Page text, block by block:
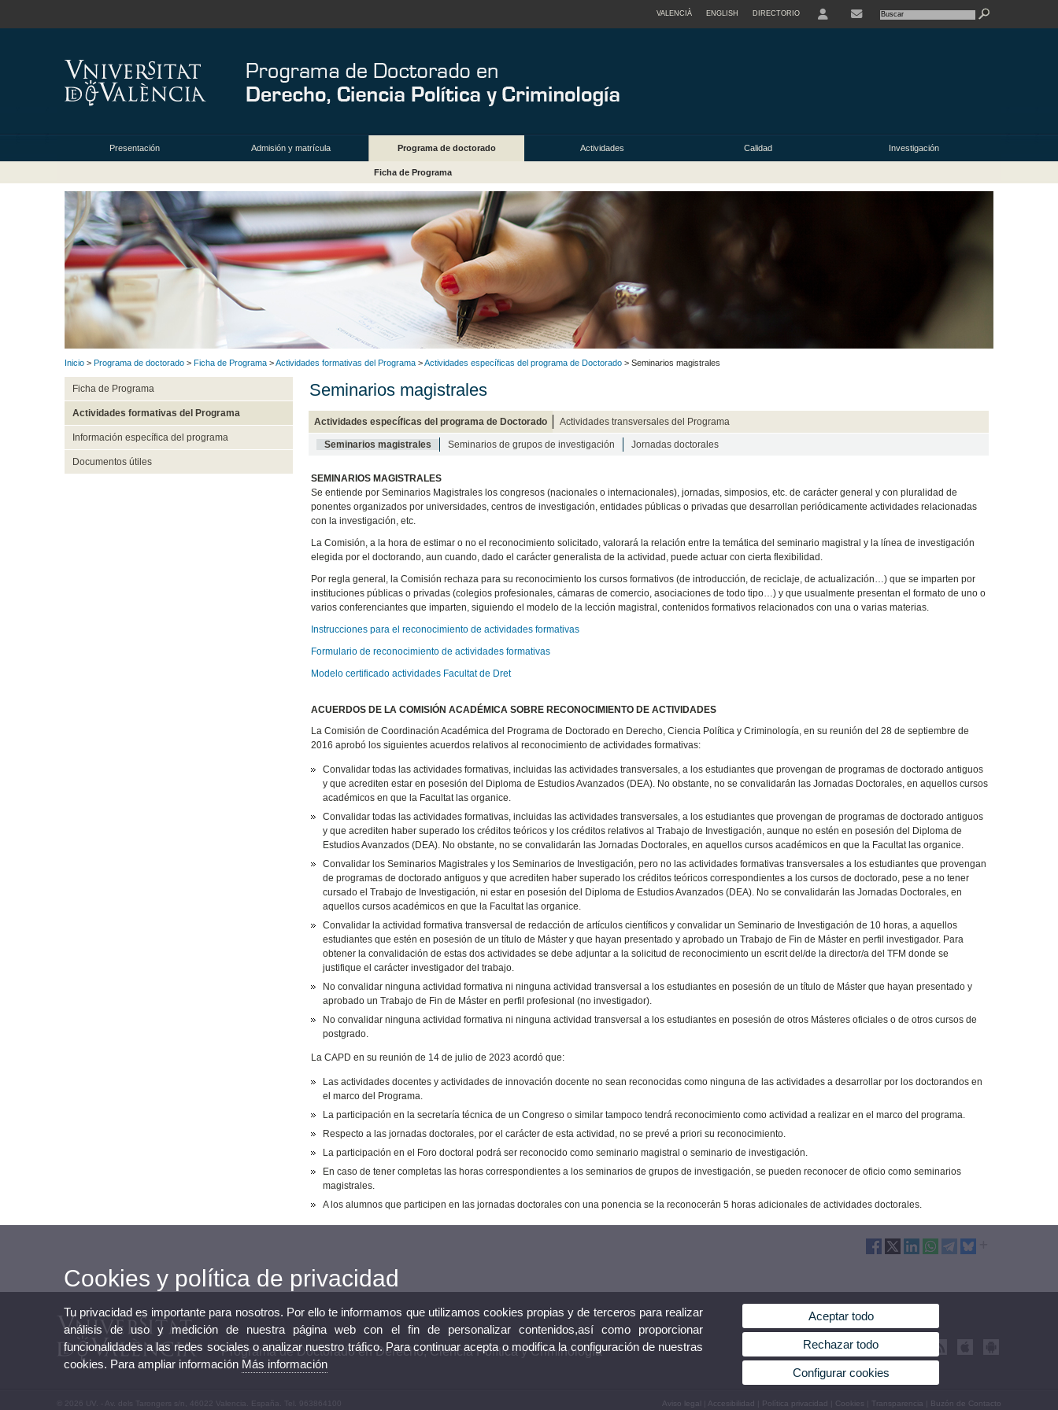
VALENCIÀ ENGLISH DIRECTORIO
Presentación Admisión y matrícula Programa de doctorado Actividades Calidad Investigación
Ficha de Programa
Inicio > Programa de doctorado > Ficha de Programa >Actividades formativas del Programa >Actividades específicas del programa de Doctorado > Seminarios magistrales
Ficha de Programa
Actividades formativas del Programa
Información específica del programa
Documentos útiles
Seminarios magistrales
Actividades específicas del programa de Doctorado Actividades transversales del Programa
Seminarios magistrales Seminarios de grupos de investigación Jornadas doctorales
SEMINARIOS MAGISTRALES
Se entiende por Seminarios Magistrales los congresos (nacionales o internacionales), jornadas, simposios, etc. de carácter general y con pluralidad de
ponentes organizados por universidades, centros de investigación, entidades públicas o privadas que desarrollan periódicamente actividades relacionadas
con la investigación, etc.
La Comisión, a la hora de estimar o no el reconocimiento solicitado, valorará la relación entre la temática del seminario magistral y la línea de investigación
elegida por el doctorando, aun cuando, dado el carácter generalista de la actividad, puede actuar con cierta flexibilidad.
Por regla general, la Comisión rechaza para su reconocimiento los cursos formativos (de introducción, de reciclaje, de actualización…) que se imparten por
instituciones públicas o privadas (colegios profesionales, cámaras de comercio, asociaciones de todo tipo…) y que usualmente presentan el formato de uno o
varios conferenciantes que imparten, siguiendo el modelo de la lección magistral, contenidos formativos relacionados con una o varias materias.
Instrucciones para el reconocimiento de actividades formativas
Formulario de reconocimiento de actividades formativas
Modelo certificado actividades Facultat de Dret
ACUERDOS DE LA COMISIÓN ACADÉMICA SOBRE RECONOCIMIENTO DE ACTIVIDADES
La Comisión de Coordinación Académica del Programa de Doctorado en Derecho, Ciencia Política y Criminología, en su reunión del 28 de septiembre de
2016 aprobó los siguientes acuerdos relativos al reconocimiento de actividades formativas:
Convalidar todas las actividades formativas, incluidas las actividades transversales, a los estudiantes que provengan de programas de doctorado antiguos
y que acrediten estar en posesión del Diploma de Estudios Avanzados (DEA). No obstante, no se convalidarán las Jornadas Doctorales, en aquellos cursos
académicos en que la Facultat las organice.
Convalidar todas las actividades formativas, incluidas las actividades transversales, a los estudiantes que provengan de programas de doctorado antiguos
y que acrediten haber superado los créditos teóricos y los créditos relativos al Trabajo de Investigación, aunque no estén en posesión del Diploma de
Estudios Avanzados (DEA). No obstante, no se convalidarán las Jornadas Doctorales, en aquellos cursos académicos en que la Facultat las organice.
Convalidar los Seminarios Magistrales y los Seminarios de Investigación, pero no las actividades formativas transversales a los estudiantes que provengan
de programas de doctorado antiguos y que acrediten haber superado los créditos teóricos correspondientes a los cursos de doctorado, pese a no tener
cursado el Trabajo de Investigación, ni estar en posesión del Diploma de Estudios Avanzados (DEA). No se convalidarán las Jornadas Doctorales, en
aquellos cursos académicos en que la Facultat las organice.
Convalidar la actividad formativa transversal de redacción de artículos científicos y convalidar un Seminario de Investigación de 10 horas, a aquellos
estudiantes que estén en posesión de un título de Máster y que hayan presentado y aprobado un Trabajo de Fin de Máster en perfil investigador. Para
obtener la convalidación de estas dos actividades se debe adjuntar a la solicitud de reconocimiento un escrit del/de la director/a del TFM donde se
justifique el carácter investigador del trabajo.
No convalidar ninguna actividad formativa ni ninguna actividad transversal a los estudiantes en posesión de un título de Máster que hayan presentado y
aprobado un Trabajo de Fin de Máster en perfil profesional (no investigador).
No convalidar ninguna actividad formativa ni ninguna actividad transversal a los estudiantes en posesión de otros Másteres oficiales o de otros cursos de
postgrado.
La CAPD en su reunión de 14 de julio de 2023 acordó que:
Las actividades docentes y actividades de innovación docente no sean reconocidas como ninguna de las actividades a desarrollar por los doctorandos en
el marco del Programa.
La participación en la secretaría técnica de un Congreso o similar tampoco tendrá reconocimiento como actividad a realizar en el marco del programa.
Respecto a las jornadas doctorales, por el carácter de esta actividad, no se prevé a priori su reconocimiento.
La participación en el Foro doctoral podrá ser reconocido como seminario magistral o seminario de investigación.
En caso de tener completas las horas correspondientes a los seminarios de grupos de investigación, se pueden reconocer de oficio como seminarios
magistrales.
A los alumnos que participen en las jornadas doctorales con una ponencia se la reconocerán 5 horas adicionales de actividades doctorales.
Programa de Doctorado en Derecho, Ciencia Política y Criminología
© 2026 UV. - Av. dels Tarongers s/n, 46022 Valencia. España. Tel. 963864100 Aviso legal Accesibilidad Política privacidad Cookies Transparencia Buzón de Contacto
Cookies y política de privacidad
Tu privacidad es importante para nosotros. Por ello te informamos que utilizamos cookies propias y de terceros para realizar
análisis de uso y medición de nuestra página web con el fin de personalizar contenidos,así como proporcionar
funcionalidades a las redes sociales o analizar nuestro tráfico. Para continuar acepta o modifica la configuración de nuestras
cookies. Para ampliar información Más información
Aceptar todo
Rechazar todo
Configurar cookies